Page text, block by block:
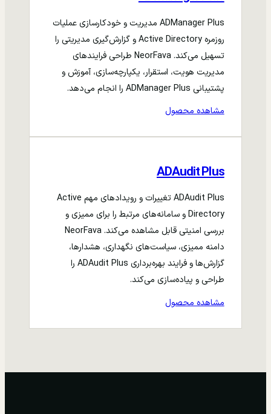
ADManager Plus مدیریت و خودکارسازی عملیات
روزمره Active Directory و گزارش‌گیری مدیریتی را
تسهیل می‌کند. NeorFava طراحی فرایندهای
مدیریت هویت، استقرار، یکپارچه‌سازی، آموزش و
پشتیبانی ADManager Plus را انجام می‌دهد.
مشاهده محصول
ADAudit Plus
ADAudit Plus تغییرات و رویدادهای مهم Active
Directory و سامانه‌های مرتبط را برای ممیزی و
بررسی امنیتی قابل مشاهده می‌کند. NeorFava
دامنه ممیزی، سیاست‌های نگهداری، هشدارها،
گزارش‌ها و فرایند بهره‌برداری ADAudit Plus را
طراحی و پیاده‌سازی می‌کند.
مشاهده محصول